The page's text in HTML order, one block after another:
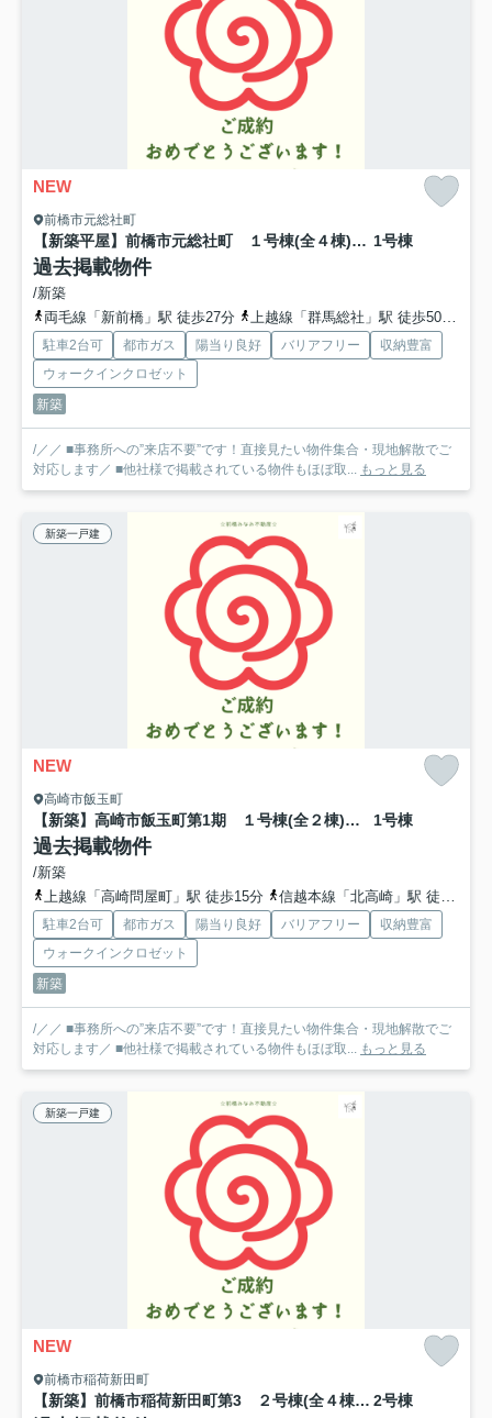
NEW
前橋市元総社町
【新築平屋】前橋市元総社町 １号棟(全４棟) 新築建売分譲 1号棟
過去掲載物件
/新築
両毛線「新前橋」駅 徒歩27分
上越線「群馬総社」駅 徒歩50分
駐車2台可 都市ガス 陽当り良好 バリアフリー
収納豊富
ウォークインクロゼット
新築
/／／ ■事務所への”来店不要”です！直接見たい物件集合・現地解散でご
対応します／ ■他社様で掲載されている物件もほぼ取... もっと見る
新築一戸建
NEW
高崎市飯玉町
【新築】高崎市飯玉町第1期 １号棟(全２棟) クライン 新築建売分譲 1号棟
過去掲載物件
/新築
上越線「高崎問屋町」駅 徒歩15分
信越本線「北高崎」駅 徒歩22分
駐車2台可 都市ガス 陽当り良好 バリアフリー
収納豊富
ウォークインクロゼット
新築
/／／ ■事務所への”来店不要”です！直接見たい物件集合・現地解散でご
対応します／ ■他社様で掲載されている物件もほぼ取... もっと見る
新築一戸建
NEW
前橋市稲荷新田町
【新築】前橋市稲荷新田町第3 ２号棟(全４棟) クレイドルガーデン 新築建売分譲 2号棟